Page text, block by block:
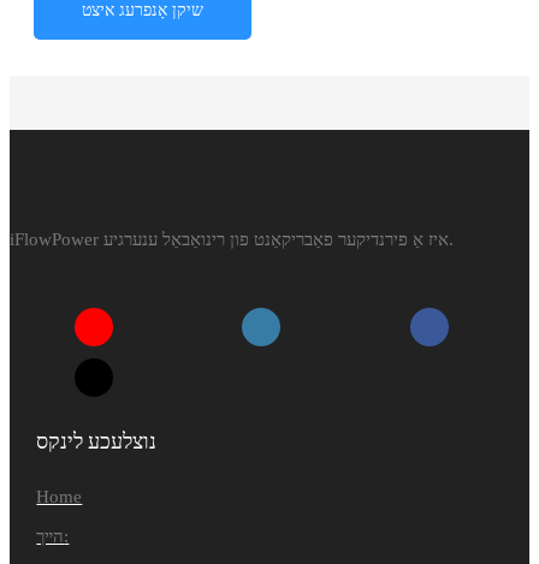
שיקן אָנפרעג איצט
iFlowPower איז אַ פירנדיקער פאַבריקאַנט פון רינואַבאַל ענערגיע.
נוצלעכע לינקס
Home
הײך: